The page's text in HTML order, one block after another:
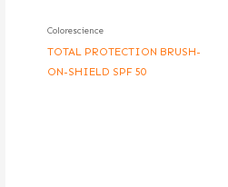
Colorescience
TOTAL PROTECTION BRUSH-
ON-SHIELD SPF 50